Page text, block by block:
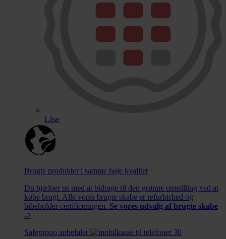
Låse
Brugte produkter i samme høje kvalitet
Du hjælper os med at bidrage til den grønne omstilling ved at
købe brugt. Alle vores brugte skabe er refurbished og
bibeholder certificeringen. Se vores udvalg af brugte skabe
->
Safegroup anbefaler